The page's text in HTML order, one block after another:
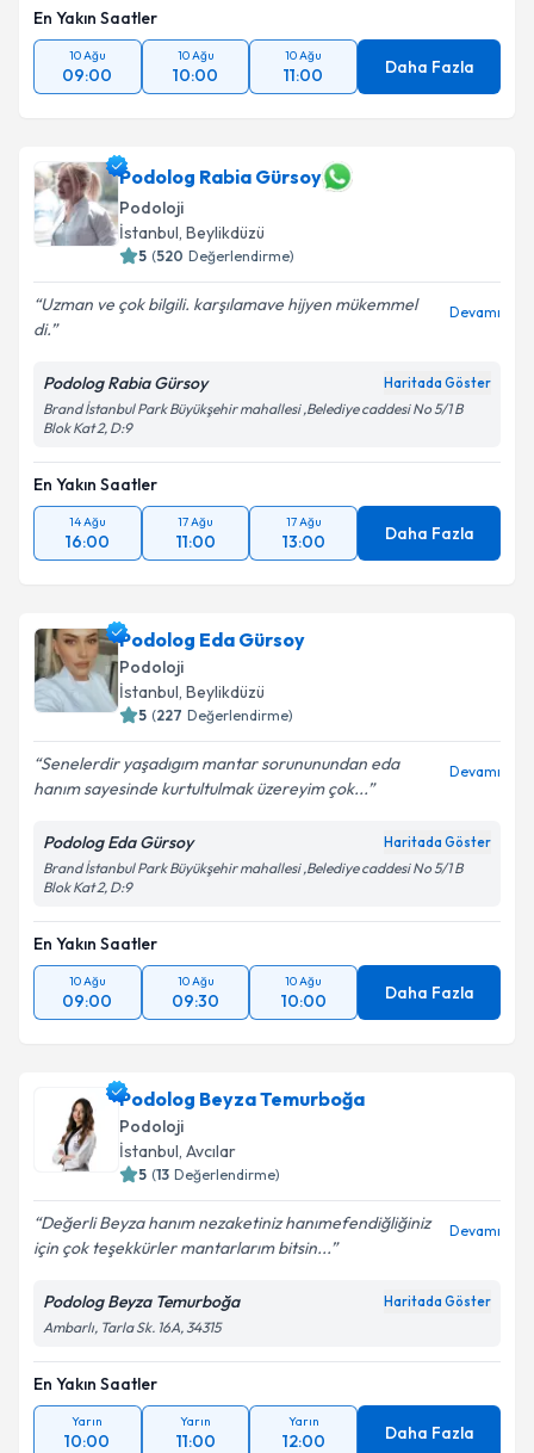
En Yakın Saatler
10 Ağu
09:00
10 Ağu
10:00
10 Ağu
11:00 Daha Fazla
Podolog Rabia Gürsoy
Podoloji
İstanbul, Beylikdüzü
5 (520 Değerlendirme)
Uzman ve çok bilgili. karşılamave hijyen mükemmel
di.
Devamı
Podolog Rabia Gürsoy Haritada Göster
Brand İstanbul Park Büyükşehir mahallesi ,Belediye caddesi No 5/1 B
Blok Kat 2, D:9
En Yakın Saatler
14 Ağu
16:00
17 Ağu
11:00
17 Ağu
13:00 Daha Fazla
Podolog Eda Gürsoy
Podoloji
İstanbul, Beylikdüzü
5 (227 Değerlendirme)
Senelerdir yaşadıgım mantar sorununundan eda
hanım sayesinde kurtultulmak üzereyim çok...
Devamı
Podolog Eda Gürsoy Haritada Göster
Brand İstanbul Park Büyükşehir mahallesi ,Belediye caddesi No 5/1 B
Blok Kat 2, D:9
En Yakın Saatler
10 Ağu
09:00
10 Ağu
09:30
10 Ağu
10:00 Daha Fazla
Podolog Beyza Temurboğa
Podoloji
İstanbul, Avcılar
5 (13 Değerlendirme)
Değerli Beyza hanım nezaketiniz hanımefendiğliğiniz
için çok teşekkürler mantarlarım bitsin...
Devamı
Podolog Beyza Temurboğa Haritada Göster
Ambarlı, Tarla Sk. 16A, 34315
En Yakın Saatler
Yarın
10:00
Yarın
11:00
Yarın
12:00 Daha Fazla